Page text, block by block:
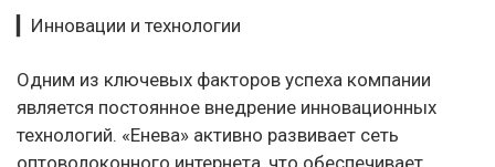
▎Инновации и технологии
Одним из ключевых факторов успеха компании
является постоянное внедрение инновационных
технологий. «Енева» активно развивает сеть
оптоволоконного интернета, что обеспечивает